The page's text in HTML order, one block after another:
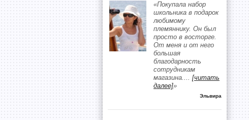
«Покупала набор
школьника в подарок
любимому
племяннику. Он был
просто в восторге.
От меня и от него
большая
благодарность
сотрудникам
магазина.... [читать
далее]»
Эльвира